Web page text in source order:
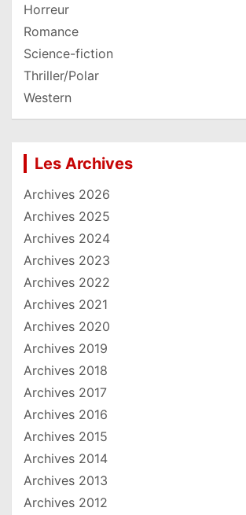
Horreur
Romance
Science-fiction
Thriller/Polar
Western
Les Archives
Archives 2026
Archives 2025
Archives 2024
Archives 2023
Archives 2022
Archives 2021
Archives 2020
Archives 2019
Archives 2018
Archives 2017
Archives 2016
Archives 2015
Archives 2014
Archives 2013
Archives 2012